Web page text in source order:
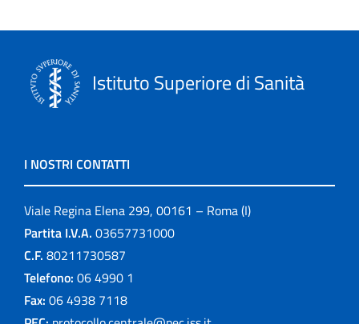
Istituto Superiore di Sanità
I NOSTRI CONTATTI
Viale Regina Elena 299, 00161 – Roma (I)
Partita I.V.A. 03657731000
C.F. 80211730587
Telefono: 06 4990 1
Fax: 06 4938 7118